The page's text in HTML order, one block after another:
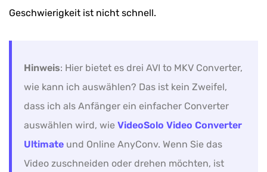
Geschwierigkeit ist nicht schnell.
Hinweis: Hier bietet es drei AVI to MKV Converter,
wie kann ich auswählen? Das ist kein Zweifel,
dass ich als Anfänger ein einfacher Converter
auswählen wird, wie VideoSolo Video Converter
Ultimate und Online AnyConv. Wenn Sie das
Video zuschneiden oder drehen möchten, ist